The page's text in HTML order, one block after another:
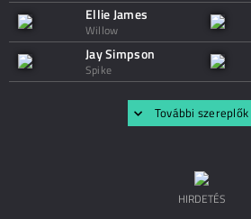
Ellie James
Willow
Jay Simpson
Spike
További szereplők
HIRDETÉS